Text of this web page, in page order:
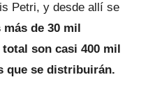
Petri, y desde allí se
más de 30 mil
son casi 400 mil
que se distribuirán.